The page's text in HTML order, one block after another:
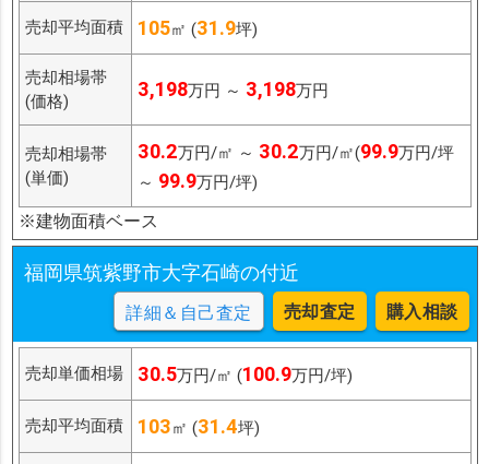
売却平均面積 105㎡ (31.9坪)
売却相場帯
(価格)
3,198万円 ～ 3,198万円
売却相場帯
(単価)
30.2万円/㎡ ～ 30.2万円/㎡(99.9万円/坪
～ 99.9万円/坪)
※建物面積ベース
福岡県筑紫野市大字石崎の付近
詳細＆自己査定 売却査定 購入相談
売却単価相場 30.5万円/㎡ (100.9万円/坪)
売却平均面積 103㎡ (31.4坪)